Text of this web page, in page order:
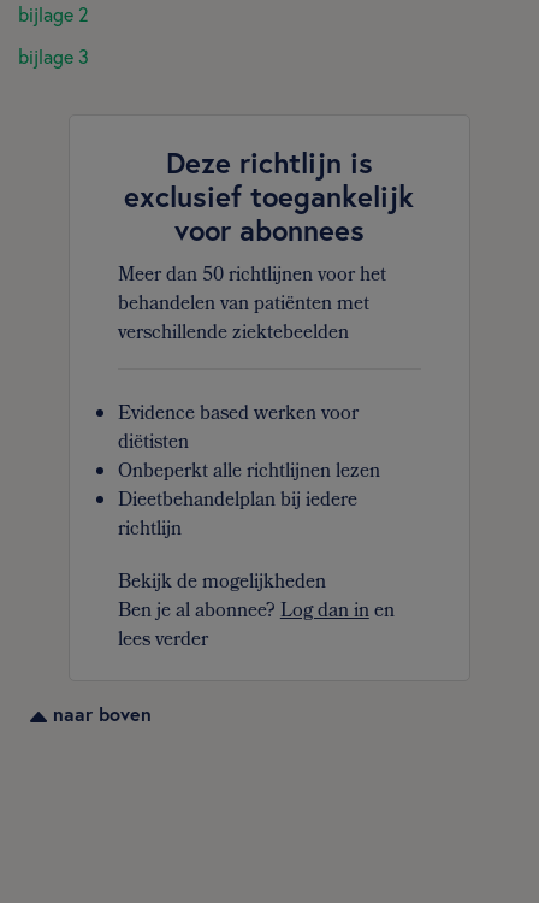
bijlage 2
bijlage 3
Deze richtlijn is
exclusief toegankelijk
voor abonnees
Meer dan 50 richtlijnen voor het
behandelen van patiënten met
verschillende ziektebeelden
Evidence based werken voor
diëtisten
Onbeperkt alle richtlijnen lezen
Dieetbehandelplan bij iedere
richtlijn
Bekijk de mogelijkheden
Ben je al abonnee?Log dan inen
lees verder
naar boven